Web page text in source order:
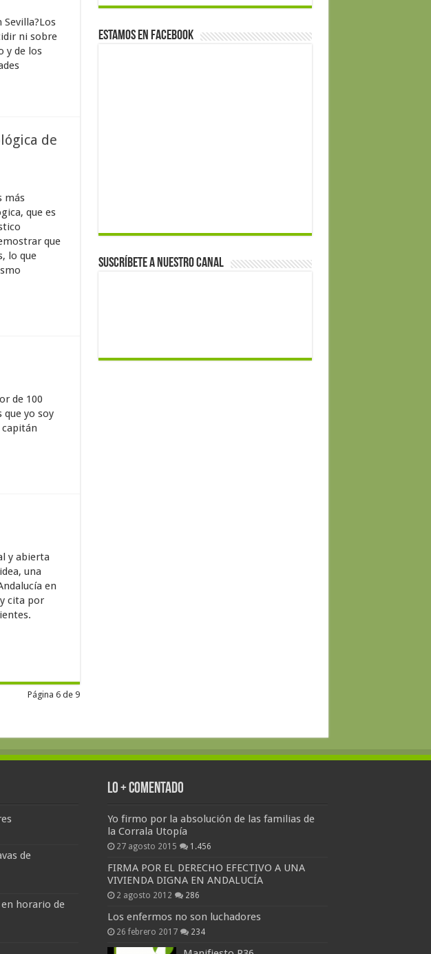
ni sobre
y de los
de
más
que es
que
lo que
de 100
yo soy
y abierta
una
en
cita por
Página 6 de 9
Estamos en Facebook
Suscríbete a nuestro canal
de
en horario de
Lo + Comentado
Yo firmo por la absolución de las familias de
la Corrala Utopía
27 agosto 2015 1.456
FIRMA POR EL DERECHO EFECTIVO A UNA
VIVIENDA DIGNA EN ANDALUCÍA
2 agosto 2012 286
Los enfermos no son luchadores
26 febrero 2017 234